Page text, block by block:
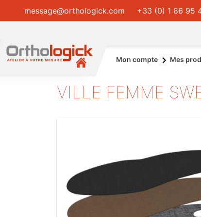
message@orthologick.com +33 (0) 1 86 95
Mon compte Mes
VILLE FEMME